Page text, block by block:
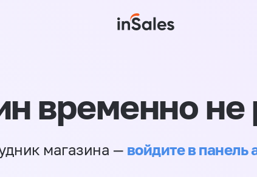
временно не
магазина — войдите в панель